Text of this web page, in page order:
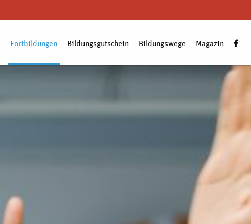
Fortbildungen Bildungsgutschein Bildungswege Magazin